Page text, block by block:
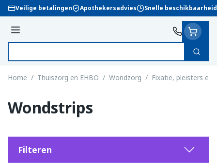
Ga naar de inhoud
Veilige betalingen Apothekersadvies Snelle beschikbaarheid
Menu
Zoek
Home / Thuiszorg en EHBO / Wondzorg / Fixatie, pleisters en
Wondstrips
Filteren